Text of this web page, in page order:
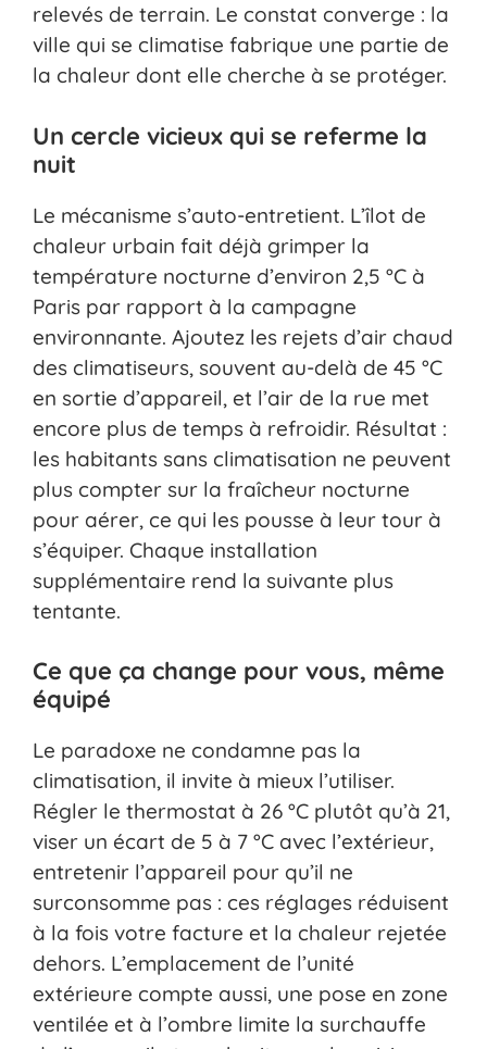
relevés de terrain. Le constat converge : la
ville qui se climatise fabrique une partie de
la chaleur dont elle cherche à se protéger.
Un cercle vicieux qui se referme la
nuit
Le mécanisme s’auto-entretient. L’îlot de
chaleur urbain fait déjà grimper la
température nocturne d’environ 2,5 °C à
Paris par rapport à la campagne
environnante. Ajoutez les rejets d’air chaud
des climatiseurs, souvent au-delà de 45 °C
en sortie d’appareil, et l’air de la rue met
encore plus de temps à refroidir. Résultat :
les habitants sans climatisation ne peuvent
plus compter sur la fraîcheur nocturne
pour aérer, ce qui les pousse à leur tour à
s’équiper. Chaque installation
supplémentaire rend la suivante plus
tentante.
Ce que ça change pour vous, même
équipé
Le paradoxe ne condamne pas la
climatisation, il invite à mieux l’utiliser.
Régler le thermostat à 26 °C plutôt qu’à 21,
viser un écart de 5 à 7 °C avec l’extérieur,
entretenir l’appareil pour qu’il ne
surconsomme pas : ces réglages réduisent
à la fois votre facture et la chaleur rejetée
dehors. L’emplacement de l’unité
extérieure compte aussi, une pose en zone
ventilée et à l’ombre limite la surchauffe